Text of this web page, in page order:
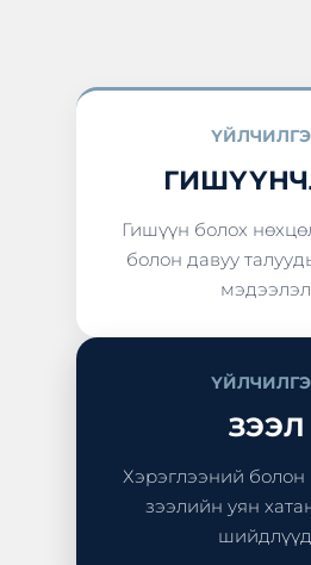
Гишүүн болох
болон давуу
ЗЭЭЛ
Хэрэглээний болон
зээлийн уян